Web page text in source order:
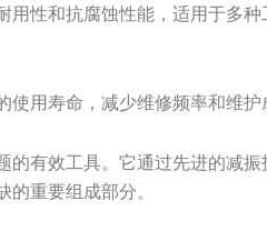
性和抗腐蚀性能，适用于多种
用寿命，减少维修频率和维护
有效工具。它通过先进的减
重要组成部分。